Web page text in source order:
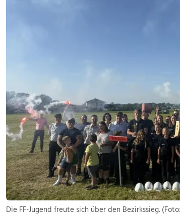
Die FF-Jugend freute sich über den Bezirkssieg.